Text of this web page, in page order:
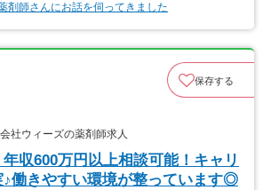
剤師さんにお話を伺ってきました
保存する
社ウィーズの薬剤師求人
年収600万円以上相談可能！キャリ
♪働きやすい環境が整っています◎